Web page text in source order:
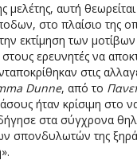
αυτή
στο πλαίσιο της
εκτίμηση των
ερευνητές να
στις
Dunne, από το
ήταν κρίσιμη στο
στα σύγχρονα
σπονδυλωτών της